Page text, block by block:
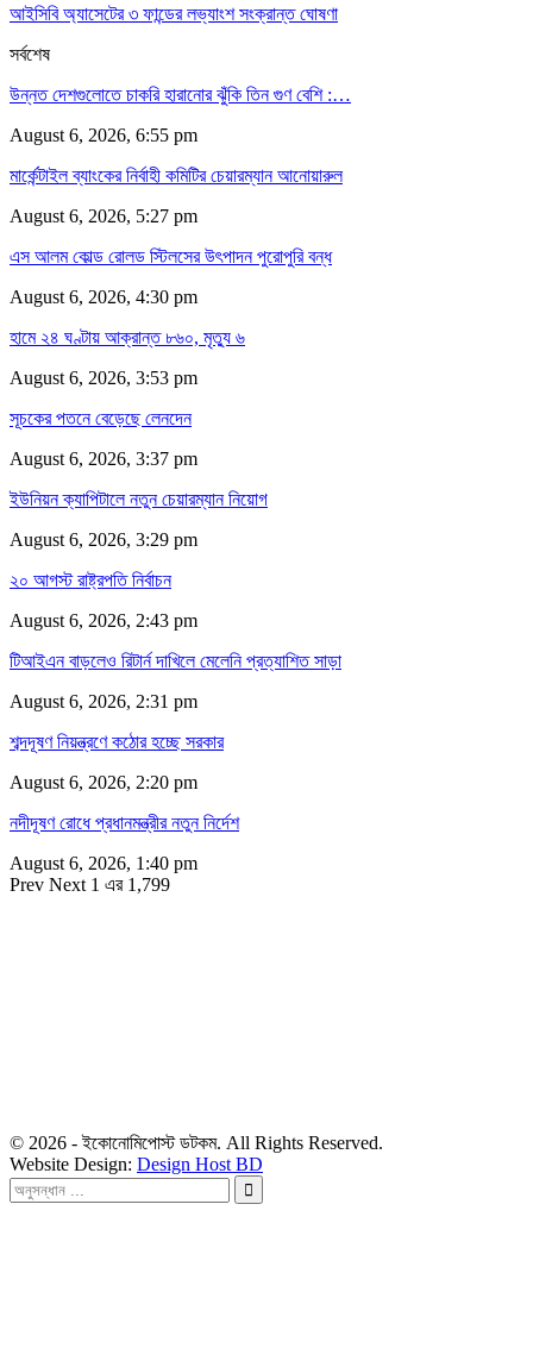
আইসিবি অ্যাসেটের ৩ ফান্ডের লভ্যাংশ সংক্রান্ত ঘোষণা
সর্বশেষ
উন্নত দেশগুলোতে চাকরি হারানোর ঝুঁকি তিন গুণ বেশি :…
August 6, 2026, 6:55 pm
মার্কেন্টাইল ব্যাংকের নির্বাহী কমিটির চেয়ারম্যান আনোয়ারুল
August 6, 2026, 5:27 pm
এস আলম কোল্ড রোলড স্টিলসের উৎপাদন পুরোপুরি বন্ধ
August 6, 2026, 4:30 pm
হামে ২৪ ঘণ্টায় আক্রান্ত ৮৬০, মৃত্যু ৬
August 6, 2026, 3:53 pm
সূচকের পতনে বেড়েছে লেনদেন
August 6, 2026, 3:37 pm
ইউনিয়ন ক্যাপিটালে নতুন চেয়ারম্যান নিয়োগ
August 6, 2026, 3:29 pm
২০ আগস্ট রাষ্ট্রপতি নির্বাচন
August 6, 2026, 2:43 pm
টিআইএন বাড়লেও রিটার্ন দাখিলে মেলেনি প্রত্যাশিত সাড়া
August 6, 2026, 2:31 pm
শব্দদূষণ নিয়ন্ত্রণে কঠোর হচ্ছে সরকার
August 6, 2026, 2:20 pm
নদীদূষণ রোধে প্রধানমন্ত্রীর নতুন নির্দেশ
August 6, 2026, 1:40 pm
Prev Next 1 এর 1,799
© 2026 - ইকোনোমিপোস্ট ডটকম. All Rights Reserved.
Website Design: Design Host BD